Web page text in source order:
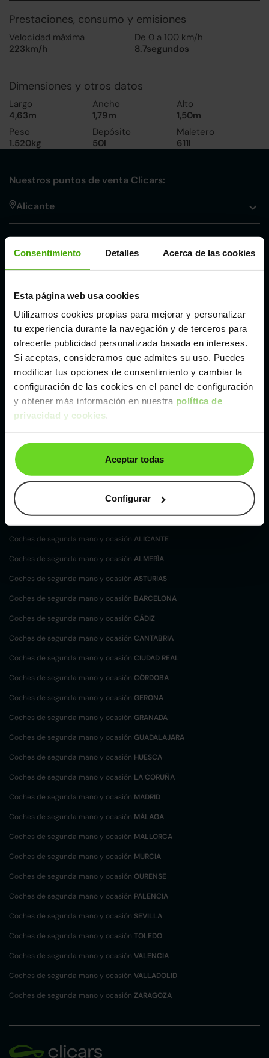
Consentimiento Detalles Acerca de las cookies
Esta página web usa cookies
Utilizamos cookies propias para mejorar y personalizar
tu experiencia durante la navegación y de terceros para
ofrecerte publicidad personalizada basada en intereses.
Si aceptas, consideramos que admites su uso. Puedes
modificar tus opciones de consentimiento y cambiar la
configuración de las cookies en el panel de configuración
y obtener más información en nuestra política de
privacidad y cookies.
Aceptar todas
Configurar
Prestaciones, consumo y emisiones
Velocidad máxima
223km/h
De 0 a 100 km/h
8.7segundos
Dimensiones y otros datos
Largo
4,63m
Ancho
1,79m
Alto
1,50m
Peso
1.520kg
Depósito
50l
Maletero
611l
Nuestros puntos de venta Clicars:
Alicante
Málaga
Valencia
Zaragoza
Volkswagen Golf de segunda mano y ocasión
Coches desegunda mano y ocasión por
localización
Coches de segunda mano y ocasiónALBACETE
Coches de segunda mano y ocasión ALICANTE
Coches de segunda mano y ocasión ALMERÍA
Coches de segunda mano y ocasión ASTURIAS
Coches de segunda mano y ocasión BARCELONA
Coches de segunda mano y ocasión CÁDIZ
Coches de segunda mano y ocasión CANTABRIA
Coches de segunda mano y ocasión CIUDAD REAL
Coches de segunda mano y ocasión CÓRDOBA
Coches de segunda mano y ocasión GERONA
Coches de segunda mano y ocasión GRANADA
Coches de segunda mano y ocasión GUADALAJARA
Coches de segunda mano y ocasión HUESCA
Coches de segunda mano y ocasión LA CORUÑA
Coches de segunda mano y ocasión MADRID
Coches de segunda mano y ocasión MÁLAGA
Coches de segunda mano y ocasión MALLORCA
Coches de segunda mano y ocasión MURCIA
Coches de segunda mano y ocasión OURENSE
Coches de segunda mano y ocasión PALENCIA
Coches de segunda mano y ocasión SEVILLA
Coches de segunda mano y ocasión TOLEDO
Coches de segunda mano y ocasión VALENCIA
Coches de segunda mano y ocasión VALLADOLID
Coches de segunda mano y ocasión ZARAGOZA